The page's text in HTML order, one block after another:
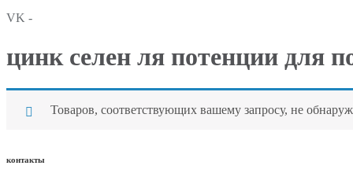
VK -
цинк селен ля потенции для
Товаров, соответствующих вашему запросу, не
контакты